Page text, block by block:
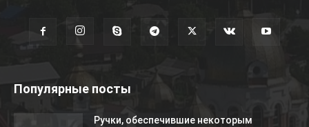
Популярные посты
Ручки, обеспечившие некоторым